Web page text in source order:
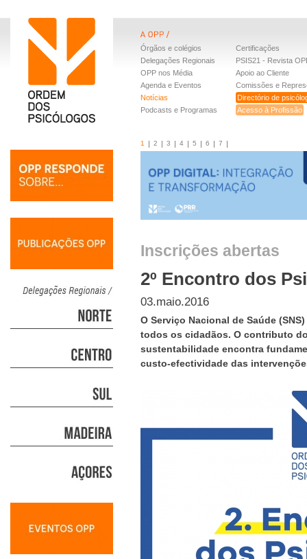
Órgãos e colégios
Delegações Regionais
OPP nos Média
Agenda e Eventos
Notícias
Podcasts e Programas
Certificações
PSIS21 - Revista
Apoio ao Cliente
Comissões e
Directório de
Acesso à Profissão
1 2 3 4 5 6 7
Inscrições abertas
2º Encontro dos
03.maio.2016
O Serviço Nacional de Saúde
todos os cidadãos. O contributo
sustentabilidade encontra
custo-efectividade das